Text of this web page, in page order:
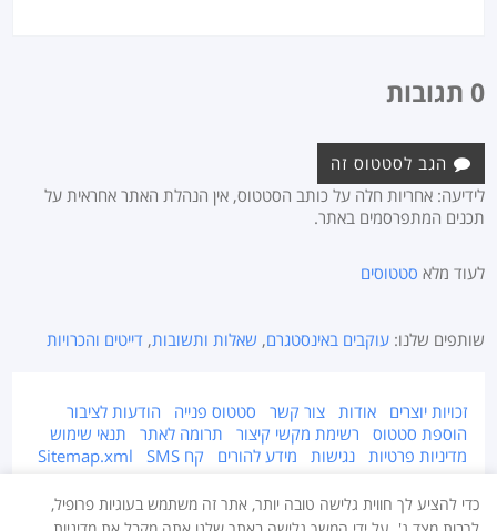
0 תגובות
הגב לסטטוס זה
לידיעה: אחריות חלה על כותב הסטטוס, אין הנהלת האתר אחראית על
תכנים המתפרסמים באתר.
לעוד מלא סטטוסים
שותפים שלנו:עוקבים באינסטגרם, שאלות ותשובות, דייטים והכרויות
זכויות יוצרים אודות צור קשר סטטוס פנייה
הודעות לציבור
הוספת סטטוס
רשימת מקשי קיצור תרומה לאתר
תנאי שימוש
מדיניות פרטיות
נגישות מידע להורים קח SMS Sitemap.xml
אתר זה מוגן על ידי זכויות יוצרים © 2015-2026 Takestatus.net.
אין צוות האתר אחראי על התוכן המפורסם באתר, במידה ויש חומר לא ראוי ו/או
כדי להציע לך חווית גלישה טובה יותר, אתר זה משתמש בעוגיות פרופיל,